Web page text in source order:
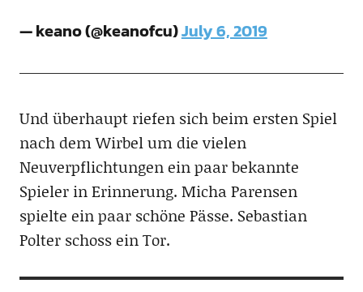
— keano (@keanofcu)July 6, 2019
Und überhaupt riefen sich beim ersten Spiel
nach dem Wirbel um die vielen
Neuverpflichtungen ein paar bekannte
Spieler in Erinnerung. Micha Parensen
spielte ein paar schöne Pässe. Sebastian
Polter schoss ein Tor.